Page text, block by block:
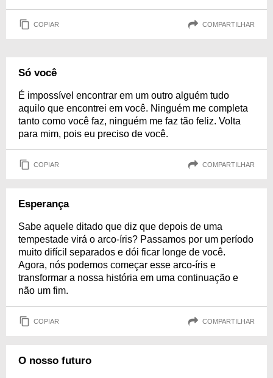
COPIAR COMPARTILHAR
Só você
É impossível encontrar em um outro alguém tudo
aquilo que encontrei em você. Ninguém me completa
tanto como você faz, ninguém me faz tão feliz. Volta
para mim, pois eu preciso de você.
COPIAR COMPARTILHAR
Esperança
Sabe aquele ditado que diz que depois de uma
tempestade virá o arco-íris? Passamos por um período
muito difícil separados e dói ficar longe de você.
Agora, nós podemos começar esse arco-íris e
transformar a nossa história em uma continuação e
não um fim.
COPIAR COMPARTILHAR
O nosso futuro